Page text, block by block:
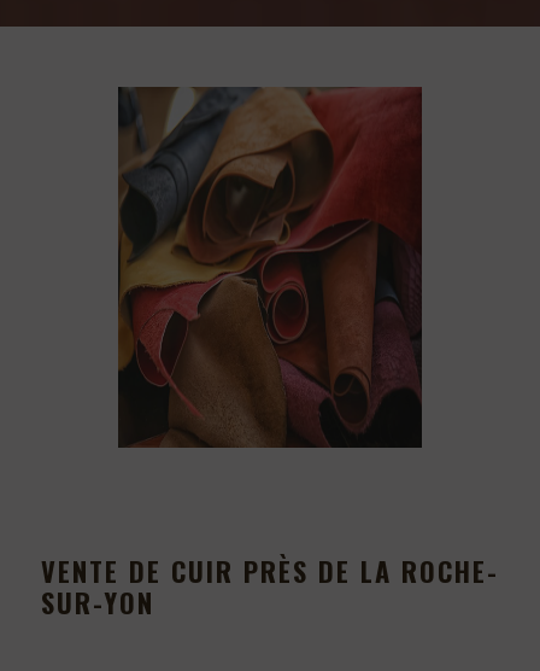
VENTE DE CUIR PRÈS DE LA ROCHE-
SUR-YON